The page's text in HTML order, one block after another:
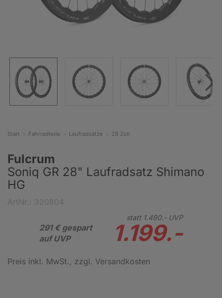
Start Fahrradteile Laufradsätze 28 Zoll
Fulcrum
Soniq GR 28" Laufradsatz Shimano
HG
291 € gespart
auf UVP
statt 1.490.-UVP
1.199.-
Preis inkl. MwSt., zzgl. Versandkosten